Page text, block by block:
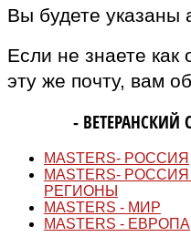
Вы будете указаны
Если не знаете
эту же почту, вам
- ВЕТЕРАНСКИЙ
MASTERS- РОССИЯ
MASTERS- РОССИЯ
РЕГИОНЫ
MASTERS - МИР
MASTERS - ЕВРОПА